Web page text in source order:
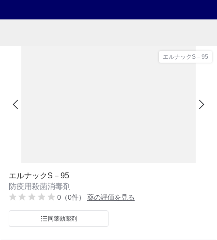
エルナックS－95
エルナックS－95
防疫用殺菌消毒剤
0（0件） 薬の評価を見る
同薬効薬剤